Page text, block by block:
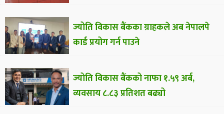
ज्योति विकास बैंकका ग्राहकले अब नेपालपे
कार्ड प्रयोग गर्न पाउने
ज्योति विकास बैंकको नाफा १.५९ अर्ब,
व्यवसाय ८.८३ प्रतिशत बढ्यो